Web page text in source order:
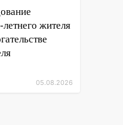
жителя
05.08.2026